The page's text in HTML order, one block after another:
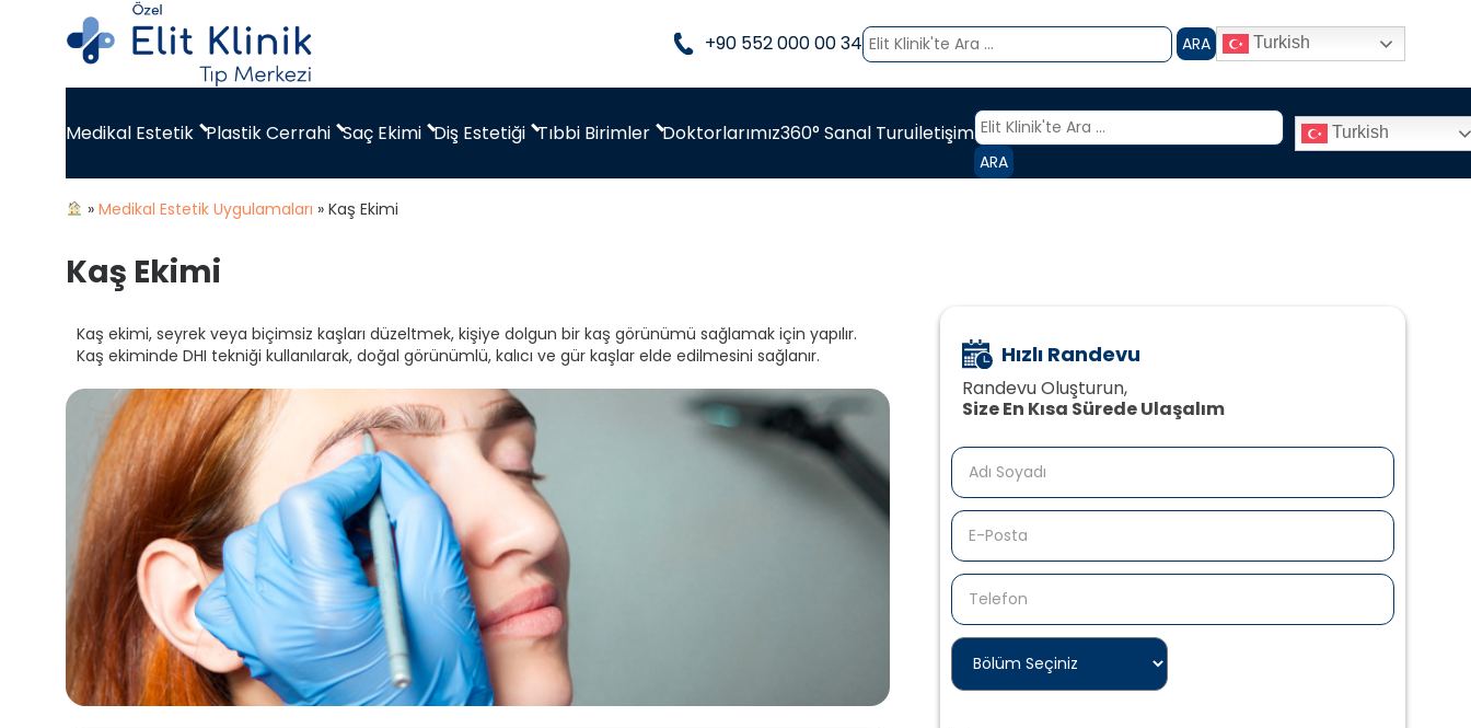
+90 552 000 00 34 ARA Turkish
Medikal Estetik Plastik Cerrahi Saç Ekimi Diş Estetiği Tıbbi Birimler Doktorlarımız360° Sanal Turuİletişim
ARA
Turkish
» Medikal Estetik Uygulamaları » Kaş Ekimi
Kaş Ekimi
Kaş ekimi, seyrek veya biçimsiz kaşları düzeltmek, kişiye dolgun bir kaş görünümü sağlamak için yapılır.
Kaş ekiminde DHI tekniği kullanılarak, doğal görünümlü, kalıcı ve gür kaşlar elde edilmesini sağlanır.
Hızlı Randevu
Randevu Oluşturun,
‍Size En Kısa Sürede Ulaşalım